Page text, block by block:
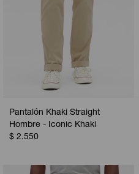
Pantalón Khaki Straight
Hombre - Iconic Khaki
$ 2.550